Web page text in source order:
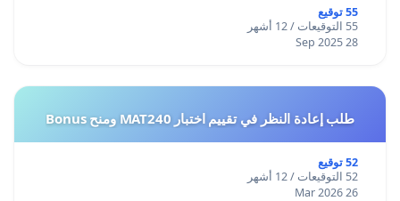
55 توقيع
55 التوقيعات / 12 أشهر
28 Sep 2025
طلب إعادة النظر في تقييم اختبار MAT240 ومنح Bonus
52 توقيع
52 التوقيعات / 12 أشهر
26 Mar 2026